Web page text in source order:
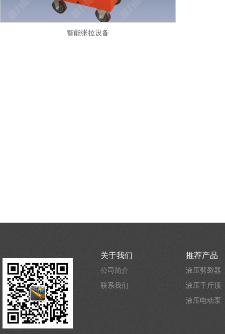
智能张拉设备
关于我们
公司简介
联系我们
推荐产品
液压劈裂器
液压千斤顶
液压电动泵